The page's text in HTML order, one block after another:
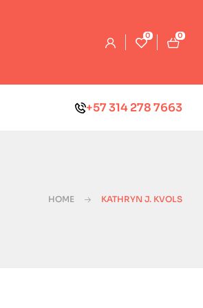
0 0
+57 314 278 7663
HOME KATHRYN J. KVOLS